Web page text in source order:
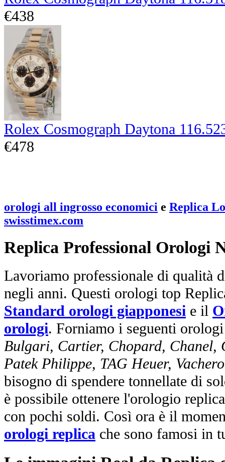
€438
Rolex Cosmograph Daytona
€478
orologi all ingrosso economici e Replica
swisstimex.com
Replica Professional Orologi
Lavoriamo professionale di qualità
negli anni. Questi orologi top
Standard orologi giapponesi e il
orologi. Forniamo i seguenti
Bulgari, Cartier, Chopard, Chanel,
Patek Philippe, TAG Heuer,
bisogno di spendere tonnellate di
è possibile ottenere l'orologio
con pochi soldi. Così ora è il
orologi replica che sono famosi in